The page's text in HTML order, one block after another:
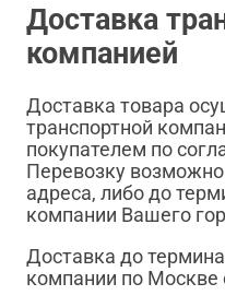
Доставка
компанией
Доставка товара
транспортной
покупателем по
Перевозку
адреса, либо до
компании Вашего
Доставка до
компании по Москве